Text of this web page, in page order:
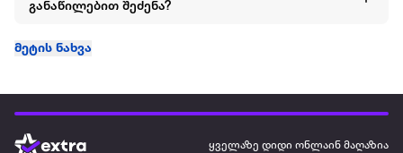
განაწილებით შეძენა?
მეტის ნახვა
ყველაზე დიდი ონლაინ მაღაზია